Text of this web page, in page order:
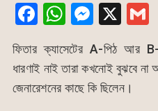
F
c
e
W
h
at
s
M
s
s
X G
ফিতার ক্যাসেটের A-পিঠ আর B-
ধারণাই নাই তারা কখনোই বুঝবে
জেনারেশনের কাছে কি ছিলেন।